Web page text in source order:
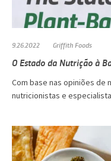
9.26.2022 Griffith Foods
O Estado da Nutrição à
Com base nas opiniões
nutricionistas e